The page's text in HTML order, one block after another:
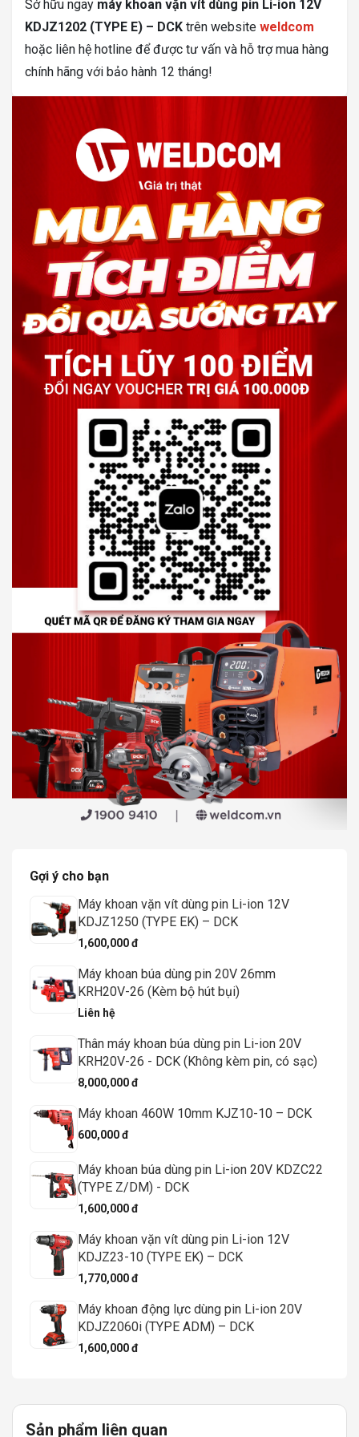
Sở hữu ngay máy khoan vặn vít dùng pin Li-ion 12V
KDJZ1202 (TYPE E) – DCK trên website weldcom
hoặc liên hệ hotline để được tư vấn và hỗ trợ mua hàng
chính hãng với bảo hành 12 tháng!
Gợi ý cho bạn
Máy khoan vặn vít dùng pin Li-ion 12V
KDJZ1250 (TYPE EK) – DCK
1,600,000 đ
Máy khoan búa dùng pin 20V 26mm
KRH20V-26 (Kèm bộ hút bụi)
Liên hệ
Thân máy khoan búa dùng pin Li-ion 20V
KRH20V-26 - DCK (Không kèm pin, có sạc)
8,000,000 đ
Máy khoan 460W 10mm KJZ10-10 – DCK
600,000 đ
Máy khoan búa dùng pin Li-ion 20V KDZC22
(TYPE Z/DM) - DCK
1,600,000 đ
Máy khoan vặn vít dùng pin Li-ion 12V
KDJZ23-10 (TYPE EK) – DCK
1,770,000 đ
Máy khoan động lực dùng pin Li-ion 20V
KDJZ2060i (TYPE ADM) – DCK
1,600,000 đ
Sản phẩm liên quan